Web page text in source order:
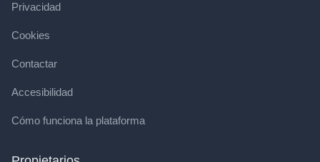
Privacidad
Cookies
Contactar
Accesibilidad
Cómo funciona la plataforma